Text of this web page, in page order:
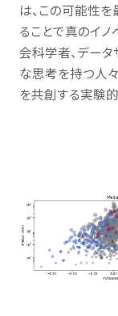
は、この可能性
ることで真のイノ
会科学者、データ
な思考を持つ人
を共創する実験